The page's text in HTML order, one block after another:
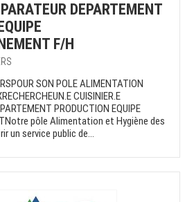
DEPARTEMENT
F/H
SON POLE ALIMENTATION
CUISINIER.E
PRODUCTION EQUIPE
pôle Alimentation et Hygiène des
un service public de...